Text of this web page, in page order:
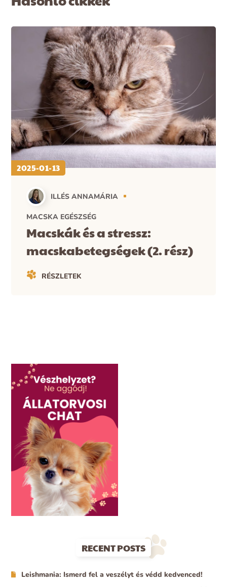
2025-01-13
ILLÉS ANNAMÁRIA
MACSKA EGÉSZSÉG
Macskák és a stressz:
macskabetegségek (2. rész)
RÉSZLETEK
RECENT POSTS
Leishmania: Ismerd fel a veszélyt és védd kedvenced!